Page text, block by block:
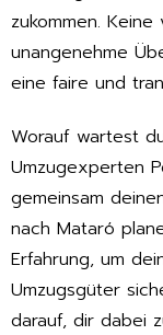
zukommen.
unangenehme
eine faire und
Worauf wartest
Umzugexperten
gemeinsam
nach Mataró
Erfahrung, um
Umzugsgüter
darauf, dir dabei